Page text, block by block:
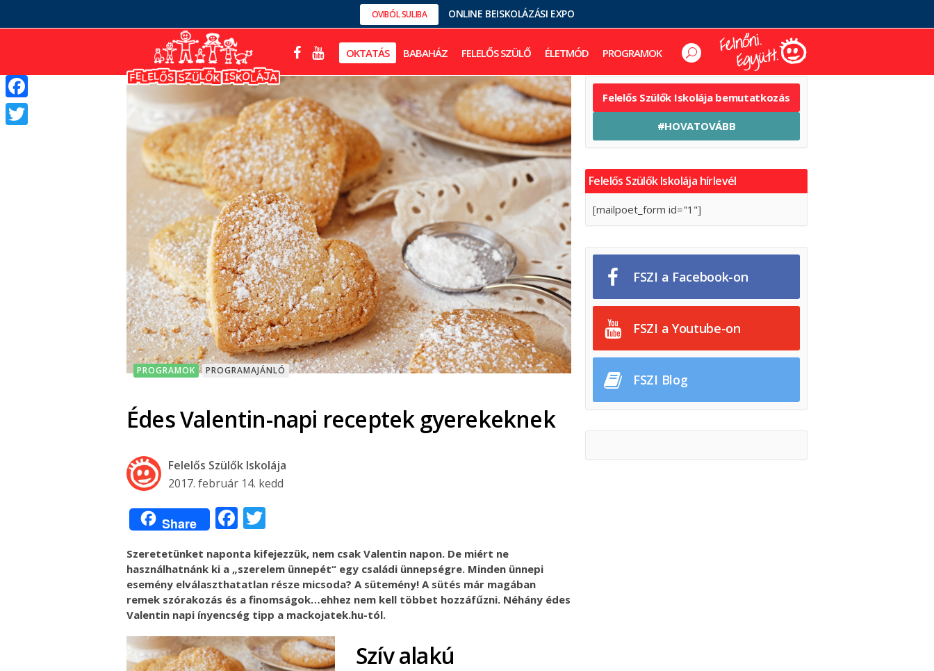
OVIBÓL SULIBA ONLINE BEISKOLÁZÁSI EXPO
OKTATÁS BABAHÁZ FELELŐS SZÜLŐ ÉLETMÓD PROGRAMOK
PROGRAMOK PROGRAMAJÁNLÓ
Édes Valentin-napi receptek gyerekeknek
Felelős Szülők Iskolája
2017. február 14. kedd
Share Facebook
Szeretetünket naponta kifejezzük, nem csak Valentin napon. De miért ne
használhatnánk ki a „szerelem ünnepét“ egy családi ünnepségre. Minden ünnepi
esemény elválaszthatatlan része micsoda? A sütemény! A sütés már magában
remek szórakozás és a finomságok…ehhez nem kell többet hozzáfűzni. Néhány édes
Valentin napi ínyencség tipp a mackojatek.hu-tól.
Szív alakú
Felelős Szülők Iskolája bemutatkozás
#HOVATOVÁBB
Felelős Szülők Iskolája hírlevél
[mailpoet_form id="1"]
FSZI a Facebook-on
FSZI a Youtube-on
FSZI Blog
Facebook